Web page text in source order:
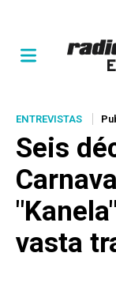
ENTREVISTAS
Seis
vasta